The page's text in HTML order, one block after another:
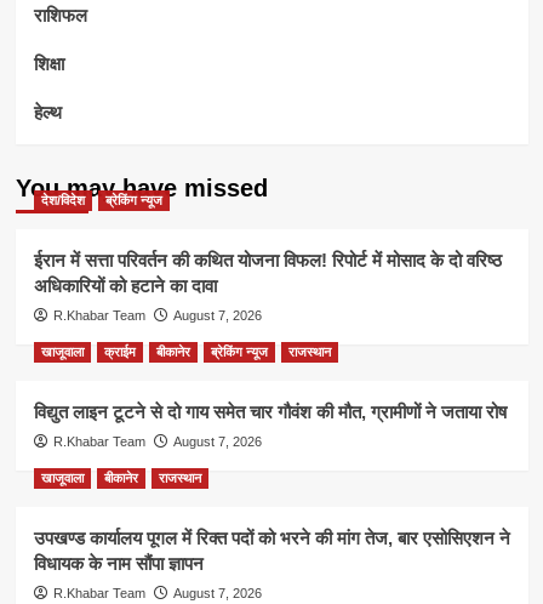
राशिफल
शिक्षा
हेल्थ
You may have missed
देश/विदेश ब्रेकिंग न्यूज
ईरान में सत्ता परिवर्तन की कथित योजना विफल! रिपोर्ट में मोसाद के दो वरिष्ठ
अधिकारियों को हटाने का दावा
R.Khabar Team August 7, 2026
खाजूवाला क्राईम बीकानेर ब्रेकिंग न्यूज राजस्थान
विद्युत लाइन टूटने से दो गाय समेत चार गौवंश की मौत, ग्रामीणों ने जताया रोष
R.Khabar Team August 7, 2026
खाजूवाला बीकानेर राजस्थान
उपखण्ड कार्यालय पूगल में रिक्त पदों को भरने की मांग तेज, बार एसोसिएशन ने
विधायक के नाम सौंपा ज्ञापन
R.Khabar Team August 7, 2026